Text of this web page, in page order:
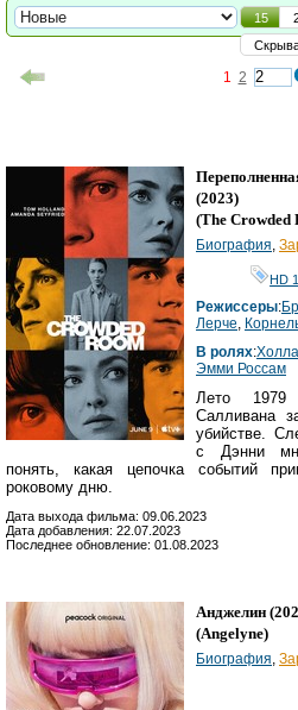
15
1 2
(2023)
(The Crowded
Биография
HD
Режиссеры:
Лерче
В ролях:
Эмми Россам
Лето 1979
Салливана
убийстве.
с Дэнни
понять, какая цепочка событий
роковому дню.
Дата выхода фильма: 09.06.2023
Дата добавления: 22.07.2023
Последнее обновление: 01.08.2023
Анджелин
(Angelyne)
Биография